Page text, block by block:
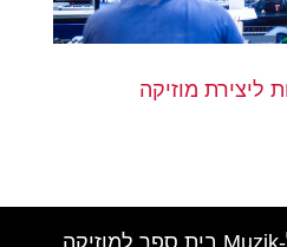
ליצירת מוזיקה